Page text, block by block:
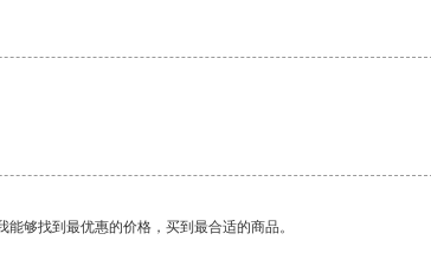
够找到最优惠的价格，买到最合适的商品。